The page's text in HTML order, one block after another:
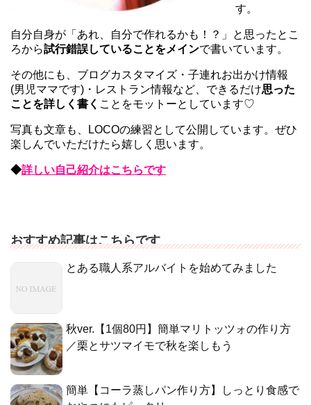
す。
自分自身が「あれ、自分で作れるかも！？」と思ったとこ
ろから試行錯誤していることをメインで書いています。
その他にも、ブログカスタマイズ・子連れお出かけ情報
(男児ママです)・レストラン情報など、できるだけ思った
ことを詳しく書く ことをモットーとしています♡
写真も文章も、LOCOの練習として公開しています。ぜひ
楽しんでいただけたら嬉しく思います。
◆詳しい自己紹介はこちらです
おすすめ記事はこちらです
とある職人系アルバイトを始めてみました
秋ver.【1個80円】簡単マリトッツォの作り方
／栗とサツマイモで秋を楽しもう
簡単【コーラ蒸しパン作り方】しっとり食感で